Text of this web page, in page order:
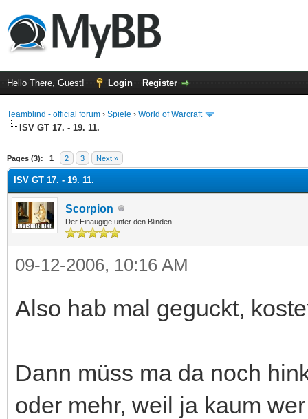
Hello There, Guest! Login Register
Teamblind - official forum › Spiele › World of Warcraft
ISV GT 17. - 19. 11.
Pages (3): 1 2 3 Next »
ISV GT 17. - 19. 11.
Scorpion
Der Einäugige unter den Blinden
09-12-2006, 10:16 AM
Also hab mal geguckt,
Dann müss ma da noch
oder mehr, weil ja kaum